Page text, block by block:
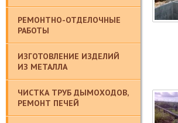
РЕМОНТНО-ОТДЕЛОЧНЫЕ
РАБОТЫ
ИЗГОТОВЛЕНИЕ ИЗДЕЛИЙ
ИЗ МЕТАЛЛА
ЧИСТКА ТРУБ ДЫМОХОДОВ,
РЕМОНТ ПЕЧЕЙ